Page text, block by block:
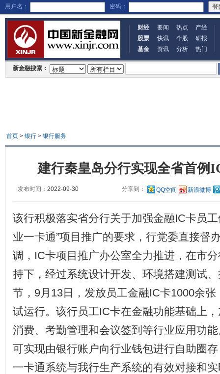
用户名： 密码：
财经 要闻 热点
产经
股票
快讯 个股
研报
基金
资讯 分析 热门
新金融搜索：
首页> 银行> 银行服务
建行秦皇岛分行实现全省首例
发布时间： 2022-09-30 分享到： QQ空间 新浪微博
该行积极落实省分行关于加强金融IC卡员
业一卡通”项目推广的要求，行党委直接督
调，IC卡项目推广办公室全力推进，在市
持下，经过系统设计开发、环境搭建测试
节，9月13日，发放员工金融IC卡1000余
试运行。该行员工IC卡在金融功能基础上
消费、考勤管理和会议签到等行业应用功
可实现由银行账户向行业钱包进行自助圈
一卡通系统与我行生产系统的有效对接和